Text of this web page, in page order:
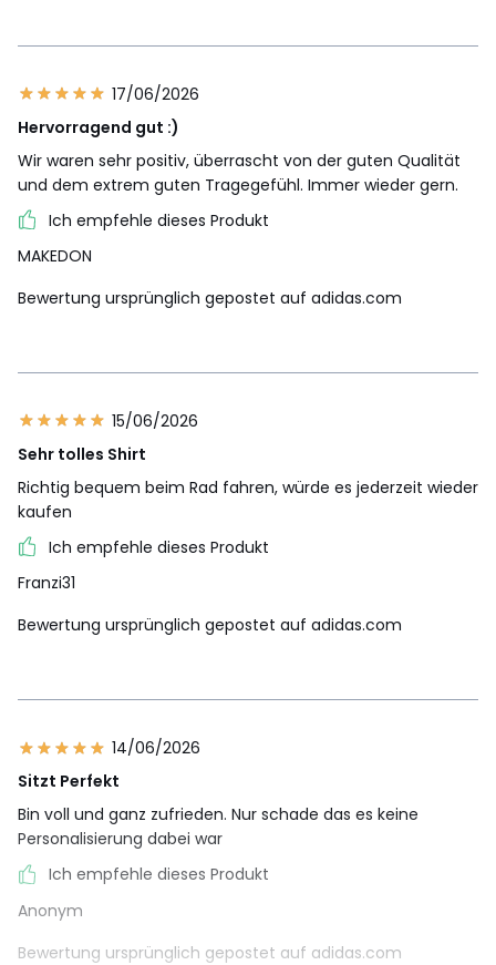
17/06/2026
Hervorragend gut :)
Wir waren sehr positiv, überrascht von der guten Qualität
und dem extrem guten Tragegefühl. Immer wieder gern.
Ich empfehle dieses Produkt
MAKEDON
Bewertung ursprünglich gepostet auf adidas.com
15/06/2026
Sehr tolles Shirt
Richtig bequem beim Rad fahren, würde es jederzeit wieder
kaufen
Ich empfehle dieses Produkt
Franzi31
Bewertung ursprünglich gepostet auf adidas.com
14/06/2026
Sitzt Perfekt
Bin voll und ganz zufrieden. Nur schade das es keine
Personalisierung dabei war
Ich empfehle dieses Produkt
Anonym
Bewertung ursprünglich gepostet auf adidas.com